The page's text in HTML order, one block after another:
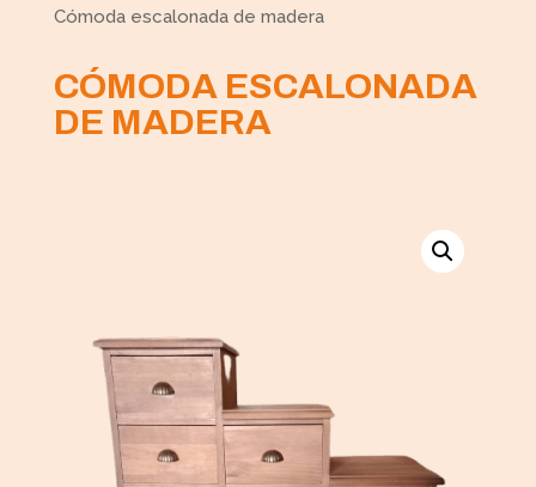
Cómoda escalonada de madera
CÓMODA ESCALONADA
DE MADERA